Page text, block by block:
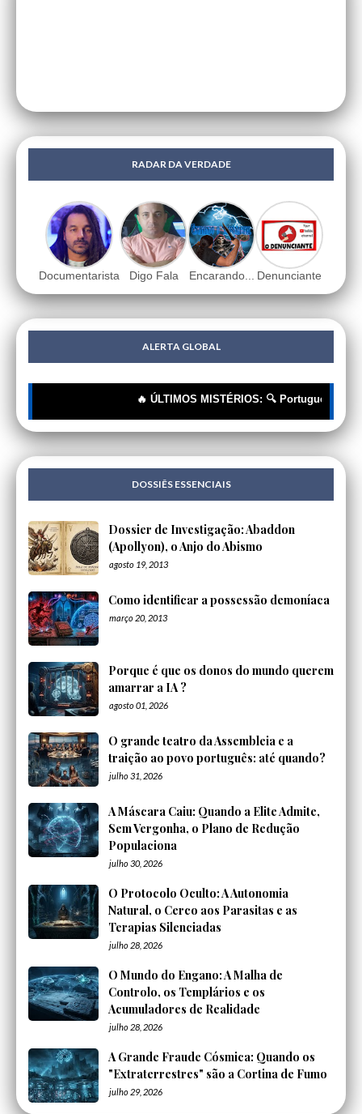
RADAR DA VERDADE
Documentarista Digo Fala Encarando... Denunciante
ALERTA GLOBAL
🔥 ÚLTIMOS MISTÉRIOS: 🔍 Portugueses: A
DOSSIÊS ESSENCIAIS
Dossier de Investigação: Abaddon
(Apollyon), o Anjo do Abismo
agosto 19, 2013
Como identificar a possessão demoníaca
março 20, 2013
Porque é que os donos do mundo querem
amarrar a IA ?
agosto 01, 2026
O grande teatro da Assembleia e a
traição ao povo português: até quando?
julho 31, 2026
A Máscara Caiu: Quando a Elite Admite,
Sem Vergonha, o Plano de Redução
Populaciona
julho 30, 2026
O Protocolo Oculto: A Autonomia
Natural, o Cerco aos Parasitas e as
Terapias Silenciadas
julho 28, 2026
O Mundo do Engano: A Malha de
Controlo, os Templários e os
Acumuladores de Realidade
julho 28, 2026
A Grande Fraude Cósmica: Quando os
"Extraterrestres" são a Cortina de Fumo
julho 29, 2026